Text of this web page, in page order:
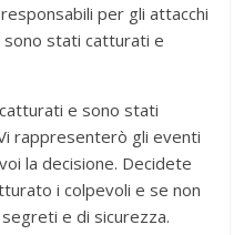
per gli attacchi
sono stati catturati e
e sono stati
rappresenterò gli eventi
la decisione. Decidete
i colpevoli e se non
e di sicurezza.